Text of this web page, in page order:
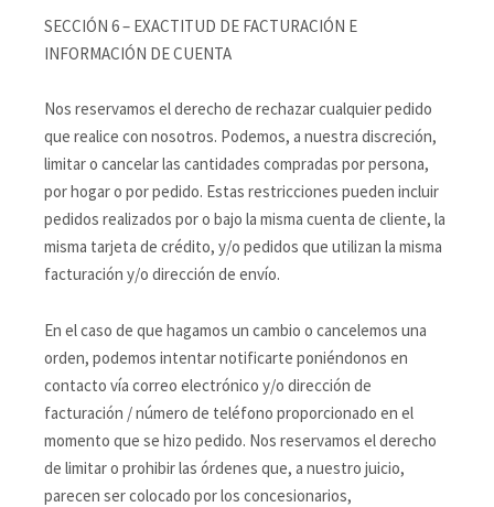
SECCIÓN 6 – EXACTITUD DE FACTURACIÓN E
INFORMACIÓN DE CUENTA
Nos reservamos el derecho de rechazar cualquier pedido
que realice con nosotros. Podemos, a nuestra discreción,
limitar o cancelar las cantidades compradas por persona,
por hogar o por pedido. Estas restricciones pueden incluir
pedidos realizados por o bajo la misma cuenta de cliente, la
misma tarjeta de crédito, y/o pedidos que utilizan la misma
facturación y/o dirección de envío.
En el caso de que hagamos un cambio o cancelemos una
orden, podemos intentar notificarte poniéndonos en
contacto vía correo electrónico y/o dirección de
facturación / número de teléfono proporcionado en el
momento que se hizo pedido. Nos reservamos el derecho
de limitar o prohibir las órdenes que, a nuestro juicio,
parecen ser colocado por los concesionarios,